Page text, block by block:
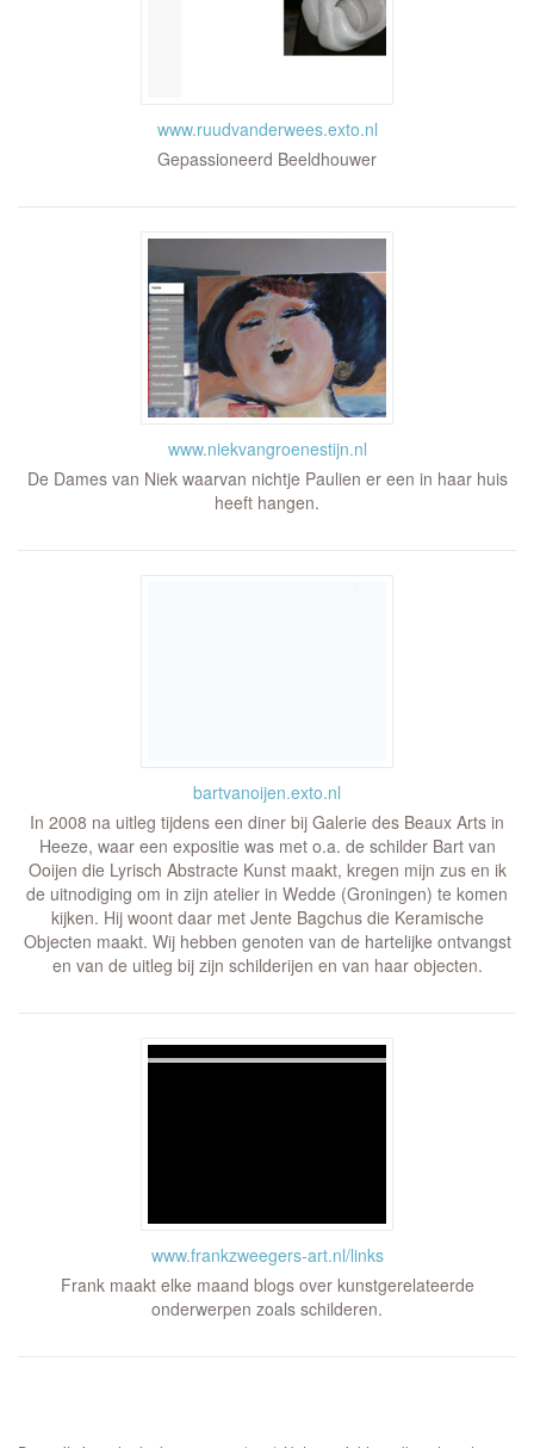
www.ruudvanderwees.exto.nl
Gepassioneerd Beeldhouwer
www.niekvangroenestijn.nl
De Dames van Niek waarvan nichtje Paulien er een in haar huis
heeft hangen.
bartvanoijen.exto.nl
In 2008 na uitleg tijdens een diner bij Galerie des Beaux Arts in
Heeze, waar een expositie was met o.a. de schilder Bart van
Ooijen die Lyrisch Abstracte Kunst maakt, kregen mijn zus en ik
de uitnodiging om in zijn atelier in Wedde (Groningen) te komen
kijken. Hij woont daar met Jente Bagchus die Keramische
Objecten maakt. Wij hebben genoten van de hartelijke ontvangst
en van de uitleg bij zijn schilderijen en van haar objecten.
www.frankzweegers-art.nl/links
Frank maakt elke maand blogs over kunstgerelateerde
onderwerpen zoals schilderen.